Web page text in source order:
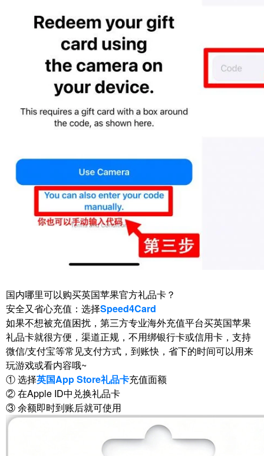
国内哪里可以购买英国苹果官方礼品卡？
安全又省心充值：选择Speed4Card
如果不想被充值困扰，第三方专业海外充值平台买英国苹果
礼品卡就很方便，渠道正规，不用绑银行卡或信用卡，支持
微信/支付宝等常见支付方式，到账快，省下的时间可以用来
玩游戏或看内容哦~
① 选择英国App Store礼品卡充值面额
② 在Apple ID中兑换礼品卡
③ 余额即时到账后就可使用